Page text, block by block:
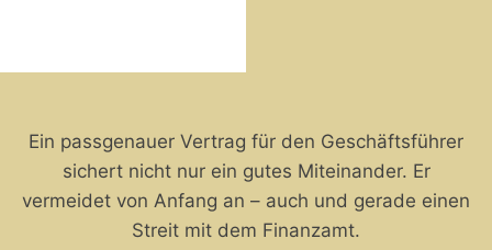
Ein passgenauer Vertrag für den Geschäftsführer
sichert nicht nur ein gutes Miteinander. Er
vermeidet von Anfang an – auch und gerade einen
Streit mit dem Finanzamt.